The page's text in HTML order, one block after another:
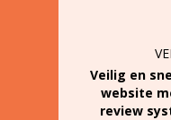
Veilig en
website
review